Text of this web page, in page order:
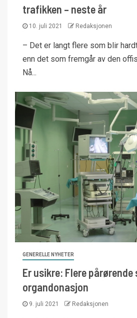
trafikken – neste år
10. juli 2021 Redaksjonen
– Det er langt flere som blir
enn det som fremgår av den
Nå...
GENERELLE NYHETER
Er usikre: Flere pårørende
organdonasjon
9. juli 2021 Redaksjonen